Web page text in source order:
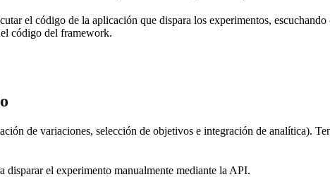
el código de la aplicación que dispara los experimentos, escuchando
código del framework.
de variaciones, selección de objetivos e integración de analítica).
disparar el experimento manualmente mediante la API.